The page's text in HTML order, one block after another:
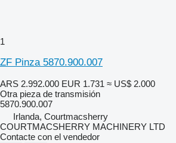
1
ZF Pinza 5870.900.007
ARS 2.992.000 EUR 1.731 ≈ US$ 2.000
Otra pieza de transmisión
5870.900.007
Irlanda, Courtmacsherry
COURTMACSHERRY MACHINERY LTD
Contacte con el vendedor